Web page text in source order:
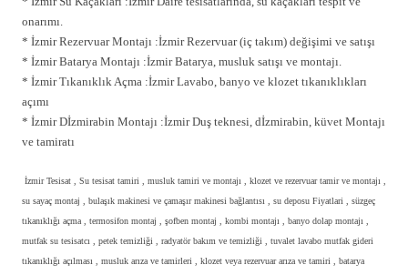
onarımı.
* İzmir Rezervuar Montajı :İzmir Rezervuar (iç takım) değişimi ve satışı
* İzmir Batarya Montajı :İzmir Batarya, musluk satışı ve montajı.
* İzmir Tıkanıklık Açma :İzmir Lavabo, banyo ve klozet tıkanıklıkları
açımı
* İzmir Dİzmirabin Montajı :İzmir Duş teknesi, dİzmirabin, küvet Montajı
ve tamiratı
İzmir Tesisat , Su tesisat tamiri , musluk tamiri ve montajı , klozet ve rezervuar tamir ve montajı ,
su sayaç montaj , bulaşık makinesi ve çamaşır makinesi bağlantısı , su deposu Fiyatlari , süzgeç
tıkanıklığı açma , termosifon montaj , şofben montaj , kombi montajı , banyo dolap montajı ,
mutfak su tesisatcı , petek temizliği , radyatör bakım ve temizliği , tuvalet lavabo mutfak gideri
tıkanıklığı açılması , musluk arıza ve tamirleri , klozet veya rezervuar arıza ve tamiri , batarya